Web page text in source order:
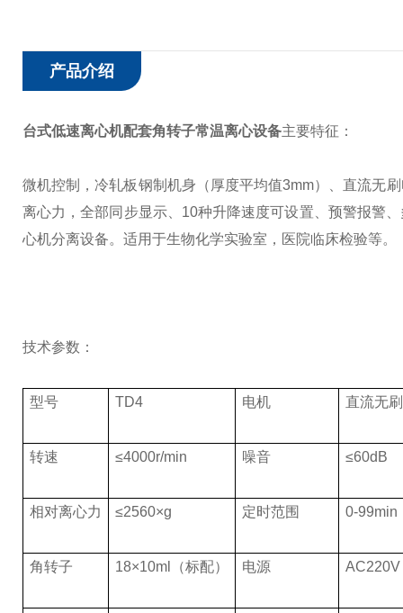
产品介绍
台式低速离心机配套角转子常温离心设备主要特征：
微机控制，冷轧板钢制机身（厚度平均值3mm）、直流无
离心力，全部同步显示、10种升降速度可设置、预警报警
心机分离设备。适用于生物化学实验室，医院临床检验等。
技术参数：
型号 TD4 电机 直流无刷
转速 ≤4000r/min 噪音 ≤60dB
相对离心力 ≤2560×g 定时范围 0-99min
角转子 18×10ml（标配） 电源